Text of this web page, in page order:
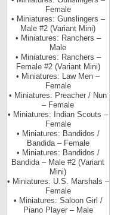
Female
• Miniatures: Gunslingers –
Male #2 (Variant Mini)
• Miniatures: Ranchers –
Male
• Miniatures: Ranchers –
Female #2 (Variant Mini)
• Miniatures: Law Men –
Female
• Miniatures: Preacher / Nun
– Female
• Miniatures: Indian Scouts –
Female
• Miniatures: Bandidos /
Bandida – Female
• Miniatures: Bandidos /
Bandida – Male #2 (Variant
Mini)
• Miniatures: U.S. Marshals –
Female
• Miniatures: Saloon Girl /
Piano Player – Male